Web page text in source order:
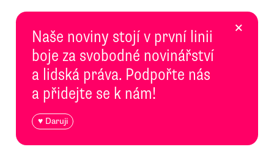
Naše noviny stojí v první linii
boje za svobodné novinářství
a lidská práva. Podpořte nás
a přidejte se k nám!
♥ Daruji
×